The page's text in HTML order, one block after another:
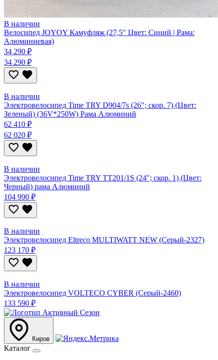
В наличии
Велосипед JOYOY Камуфляж (27,5" Цвет: Синий | Рама:
Алюминиевая)
34 290 ₽
34 290 ₽
В наличии
Электровелосипед Time TRY D904/7s (26"; скор. 7) (Цвет:
Зеленый) (36V*250W) Рама Алюминий
62 410 ₽
62 020 ₽
В наличии
Электровелосипед Time TRY TT201/1S (24"; скор. 1) (Цвет:
Черный) рама Алюминий
104 990 ₽
В наличии
Электровелосипед Eltreco MULTIWATT NEW (Серый-2327)
123 170 ₽
В наличии
Электровелосипед VOLTECO CYBER (Серый-2460)
133 590 ₽
Киров
Каталог